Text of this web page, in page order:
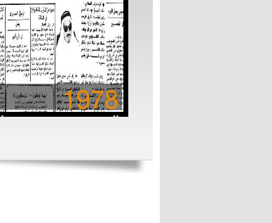
1978
المتخنفسون.. مستهتروا